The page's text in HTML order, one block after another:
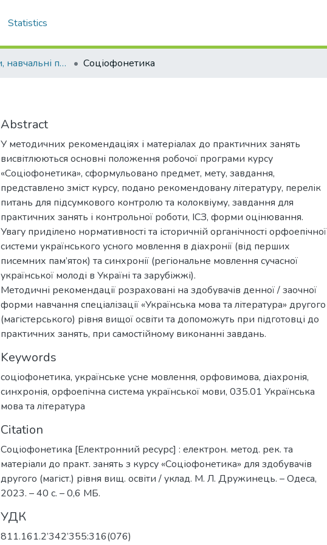
Statistics
Підручники, навчальні посібники та інші науково- та навчально-методичні праці ФФ Соціофонетика
Abstract
У методичних рекомендаціях і матеріалах до практичних занять
висвітлюються основні положення робочої програми курсу
«Соціофонетика», сформульовано предмет, мету, завдання,
представлено зміст курсу, подано рекомендовану літературу, перелік
питань для підсумкового контролю та колоквіуму, завдання для
практичних занять і контрольної роботи, ІСЗ, форми оцінювання.
Увагу приділено нормативності та історичній органічності орфоепічної
системи українського усного мовлення в діахронії (від перших
писемних пам’яток) та синхронії (регіональне мовлення сучасної
української молоді в Україні та зарубіжжі).
Методичні рекомендації розраховані на здобувачів денної / заочної
форми навчання спеціалізації «Українська мова та література» другого
(магістерського) рівня вищої освіти та допоможуть при підготовці до
практичних занять, при самостійному виконанні завдань.
Keywords
соціофонетика, українське усне мовлення, орфовимова, діахронія,
синхронія, орфоепічна система української мови, 035.01 Українська
мова та література
Citation
Соціофонетика [Електронний ресурс] : електрон. метод. рек. та
матеріали до практ. занять з курсу «Соціофонетика» для здобувачів
другого (магіст.) рівня вищ. освіти / уклад. М. Л. Дружинець. – Одеса,
2023. – 40 с. – 0,6 МБ.
УДК
811.161.2’342’355:316(076)